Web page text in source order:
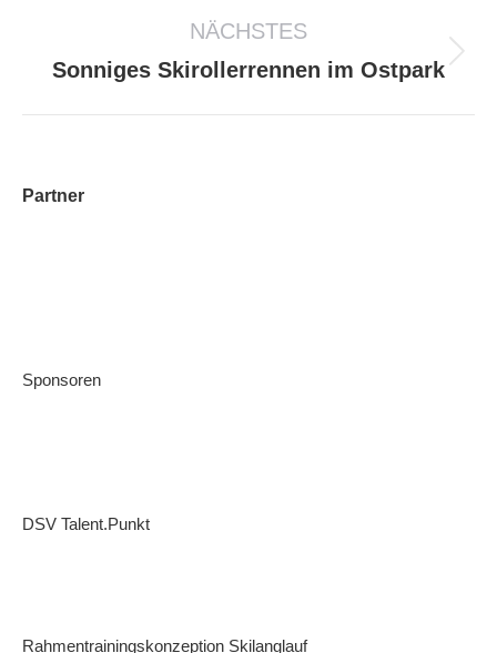
NÄCHSTES
Sonniges Skirollerrennen im Ostpark
Partner
Sponsoren
DSV Talent.Punkt
Rahmentrainingskonzeption Skilanglauf